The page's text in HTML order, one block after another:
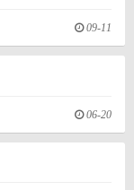
09-11
06-20